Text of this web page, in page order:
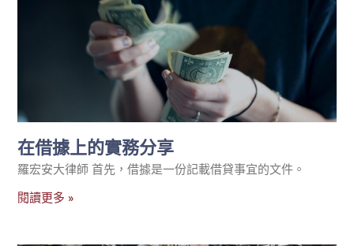
在借據上的實務分享
羅宏安大律師 首先，借據是一份記載借貸事宜的文件。
閱讀更多 »